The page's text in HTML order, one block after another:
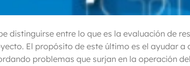
distinguirse entre lo que es la evaluación de
El propósito de este último es el ayudar
problemas que surjan en la operación